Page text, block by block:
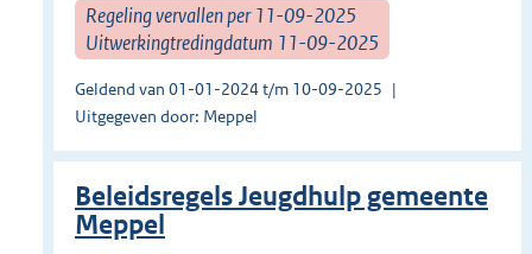
Regeling vervallen per 11-09-2025
Uitwerkingtredingdatum 11-09-2025
Geldend van 01-01-2024 t/m 10-09-2025
Uitgegeven door: Meppel
Beleidsregels Jeugdhulp gemeente
Meppel